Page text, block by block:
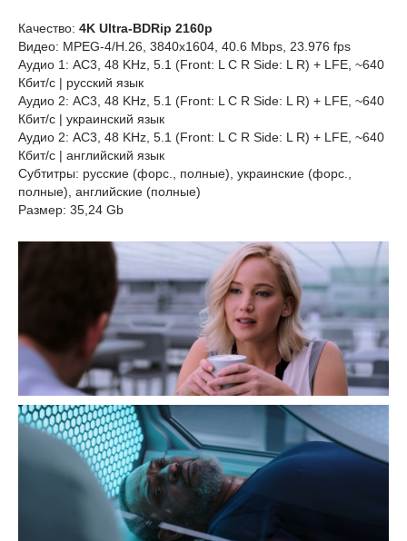
Качество: 4K Ultrа-BDRіp 2160p
Видео: MРЕG-4/H.26, 3840x1604, 40.6 Mbps, 23.976 fps
Аудио 1: AC3, 48 KHz, 5.1 (Front: L С R Side: L R) + LFE, ~640
Кбит/с | русский язык
Аудио 2: AC3, 48 KHz, 5.1 (Front: L С R Side: L R) + LFE, ~640
Кбит/с | украинский язык
Аудио 2: AC3, 48 KHz, 5.1 (Front: L С R Side: L R) + LFE, ~640
Кбит/с | английский язык
Субтитры: русские (форс., полные), украинские (форс.,
полные), английские (полные)
Размер: 35,24 Gb